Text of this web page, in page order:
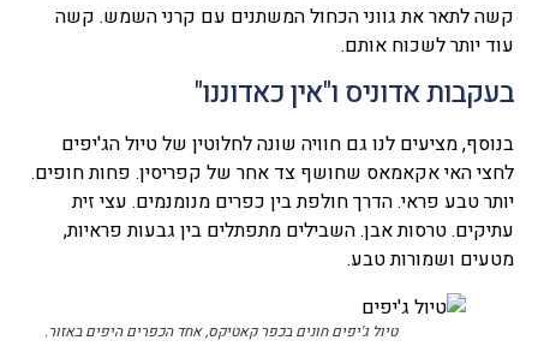
קשה לתאר את גווני הכחול המשתנים עם קרני השמש. קשה
עוד יותר לשכוח אותם.
בעקבות אדוניס ו"אין כאדוננו"
בנוסף, מציעים לנו גם חוויה שונה לחלוטין של טיול הג'יפים
לחצי האי אקאמאס שחושף צד אחר של קפריסין. פחות חופים.
יותר טבע פראי. הדרך חולפת בין כפרים מנומנמים. עצי זית
עתיקים. טרסות אבן. השבילים מתפתלים בין גבעות פראיות,
מטעים ושמורות טבע.
טיול ג'יפים חונים בכפר קאטיקס, אחד הכפרים היפים באזור.